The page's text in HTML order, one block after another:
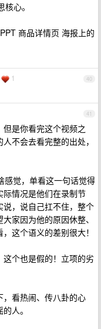
心。
商品详情页 海报上的
40
1
41
是你看完这个视频之
不会去看完整的出处，
感觉，单看这一句话觉得
情况是他们在录制节
，说自己扛不住，整个
家因为他的原因休整、
这个语义的差别很大！
个也是假的！立项的劣
看热闹、传八卦的心
人。